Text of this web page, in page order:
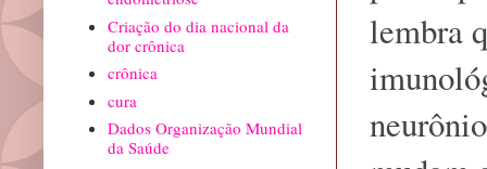
lembra
Criação do dia nacional da
dor crônica
crônica
cura
Dados Organização Mundial
da Saúde